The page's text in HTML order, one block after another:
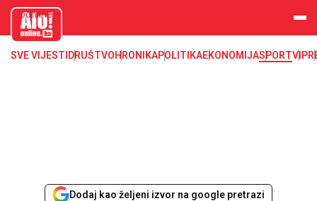
aloonline.b
SVE VIJESTI DRUŠTVOHRONIKAPOLITIKAEKONOMIJASPORTVIP
Dodaj kao željeni izvor na google pretrazi